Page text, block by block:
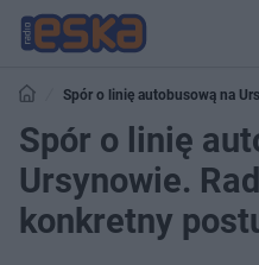
Spór o linię autobusową na
Spór o linię
Ursynowie.
konkretny